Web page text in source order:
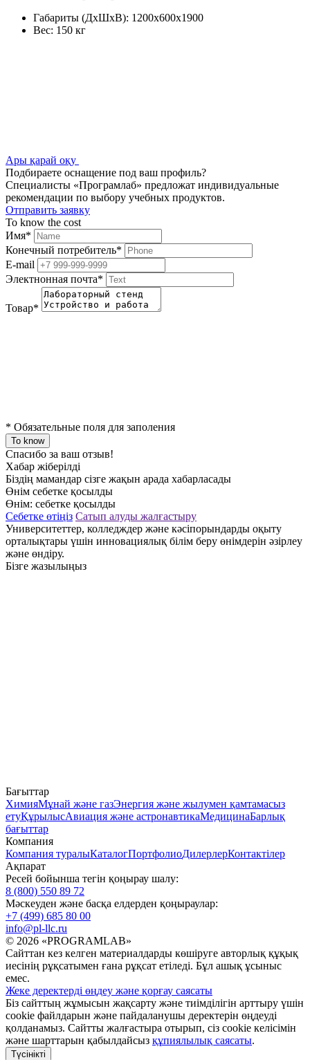
Габариты (ДхШхВ): 1200х600х1900
Вес: 150 кг
Ары қарай оқу
Подбираете оснащение под ваш профиль?
Специалисты «Програмлаб» предложат индивидуальные
рекомендации по выбору учебных продуктов.
Отправить заявку
To know the cost
Имя*
Конечный потребитель*
E-mail
Электнонная почта*
Товар*
* Обязательные поля для заполения
To know
Спасибо за ваш отзыв!
Хабар жіберілді
Біздің мамандар сізге жақын арада хабарласады
Өнім себетке қосылды
Өнім: себетке қосылды
Себетке өтіңіз Сатып алуды жалғастыру
Университеттер, колледждер және кәсіпорындарды оқыту
орталықтары үшін инновациялық білім беру өнімдерін әзірлеу
және өндіру.
Бізге жазылыңыз
Бағыттар
ХимияМұнай және газЭнергия және жылумен қамтамасыз
етуҚұрылысАвиация және астронавтикаМедицинаБарлық
бағыттар
Компания
Компания туралыКаталогПортфолиоДилерлерКонтактілер
Ақпарат
Ресей бойынша тегін қоңырау шалу:
8 (800) 550 89 72
Мәскеуден және басқа елдерден қоңыраулар:
+7 (499) 685 80 00
info@pl-llc.ru
© 2026 «PROGRAMLAB»
Сайттан кез келген материалдарды көшіруге авторлық құқық
иесінің рұқсатымен ғана рұқсат етіледі. Бұл ашық ұсыныс
емес.
Жеке деректерді өңдеу және қорғау саясаты
Біз сайттың жұмысын жақсарту және тиімділігін арттыру үшін
cookie файлдарын және пайдаланушы деректерін өңдеуді
қолданамыз. Сайтты жалғастыра отырып, сіз cookie келісімін
және шарттарын қабылдайсыз құпиялылық саясаты.
Түсінікті